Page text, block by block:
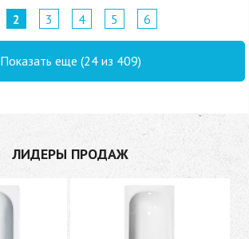
2 3 4 5 6
Показать еще (24 из 409)
ЛИДЕРЫ ПРОДАЖ